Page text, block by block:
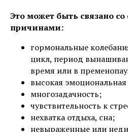
Это может быть связано
причинами:
гормональные
цикл, период
время или в
высокая эмоциональная
многозадачность;
чувствительность к
нехватка отдыха, сна;
невыраженные или